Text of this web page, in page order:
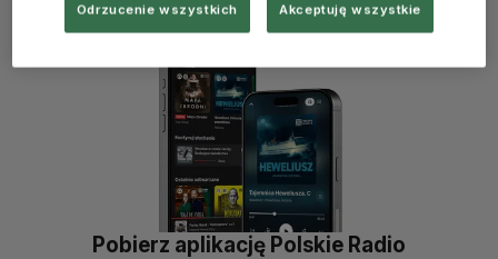
Pobierz aplikację Polskie Radio
Odrzucenie wszystkich Akceptuję wszystkie